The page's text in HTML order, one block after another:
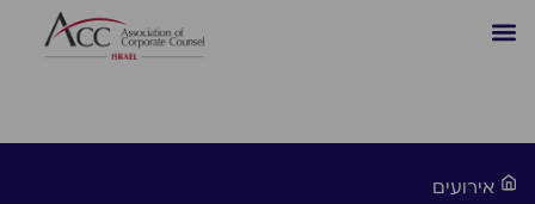
אירועים